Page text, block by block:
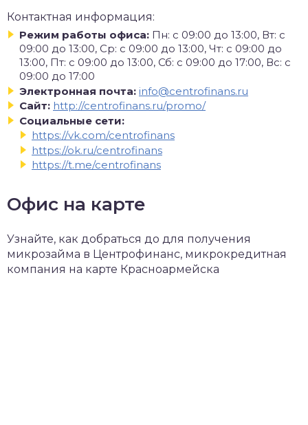
Контактная информация:
Режим работы офиса: Пн: с 09:00 до 13:00, Вт: с
09:00 до 13:00, Ср: с 09:00 до 13:00, Чт: с 09:00 до
13:00, Пт: с 09:00 до 13:00, Сб: с 09:00 до 17:00, Вс: с
09:00 до 17:00
Электронная почта: info@centrofinans.ru
Сайт: http://centrofinans.ru/promo/
Социальные сети:
https://vk.com/centrofinans
https://ok.ru/centrofinans
https://t.me/centrofinans
Офис на карте
Узнайте, как добраться до для получения
микрозайма в Центрофинанс, микрокредитная
компания на карте Красноармейска